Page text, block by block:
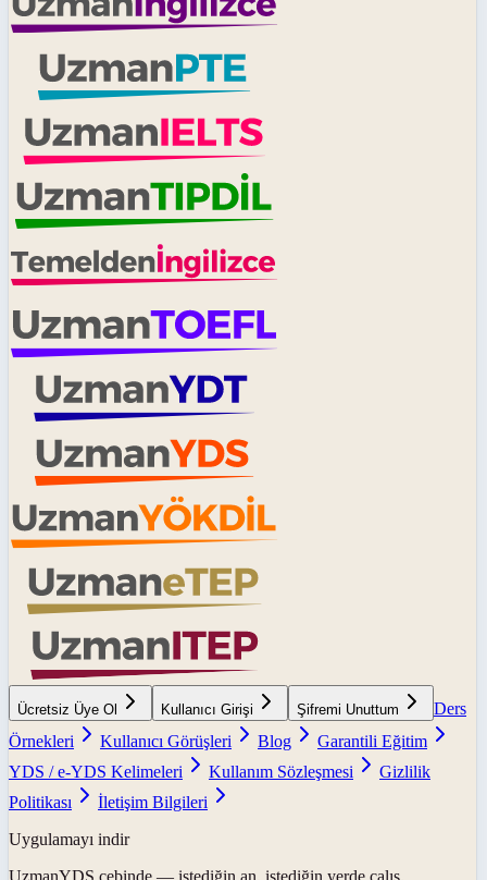
Ücretsiz Üye Ol Kullanıcı Girişi Şifremi Unuttum
Ders
Örnekleri
Kullanıcı Görüşleri Blog
Garantili Eğitim
YDS / e-YDS Kelimeleri
Kullanım Sözleşmesi
Gizlilik
Politikası
İletişim Bilgileri
Uygulamayı indir
UzmanYDS cebinde — istediğin an, istediğin yerde çalış.